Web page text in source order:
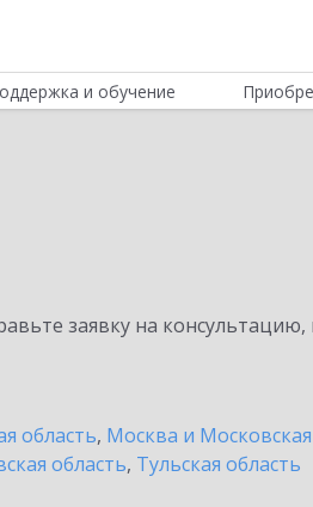
и обучение
заявку на
область, Москва и
область, Тульская область